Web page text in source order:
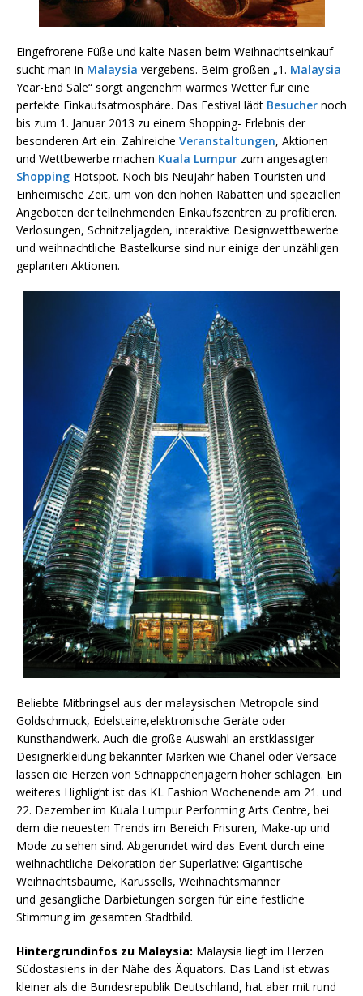
Eingefrorene Füße und kalte Nasen beim Weihnachtseinkauf
sucht man in Malaysia vergebens. Beim großen „1. Malaysia
Year-End Sale“ sorgt angenehm warmes Wetter für eine
perfekte Einkaufsatmosphäre. Das Festival lädt Besucher noch
bis zum 1. Januar 2013 zu einem Shopping- Erlebnis der
besonderen Art ein. Zahlreiche Veranstaltungen, Aktionen
und Wettbewerbe machen Kuala Lumpur zum angesagten
Shopping-Hotspot. Noch bis Neujahr haben Touristen und
Einheimische Zeit, um von den hohen Rabatten und speziellen
Angeboten der teilnehmenden Einkaufszentren zu profitieren.
Verlosungen, Schnitzeljagden, interaktive Designwettbewerbe
und weihnachtliche Bastelkurse sind nur einige der unzähligen
geplanten Aktionen.
Beliebte Mitbringsel aus der malaysischen Metropole sind
Goldschmuck, Edelsteine,elektronische Geräte oder
Kunsthandwerk. Auch die große Auswahl an erstklassiger
Designerkleidung bekannter Marken wie Chanel oder Versace
lassen die Herzen von Schnäppchenjägern höher schlagen. Ein
weiteres Highlight ist das KL Fashion Wochenende am 21. und
22. Dezember im Kuala Lumpur Performing Arts Centre, bei
dem die neuesten Trends im Bereich Frisuren, Make-up und
Mode zu sehen sind. Abgerundet wird das Event durch eine
weihnachtliche Dekoration der Superlative: Gigantische
Weihnachtsbäume, Karussells, Weihnachtsmänner
und gesangliche Darbietungen sorgen für eine festliche
Stimmung im gesamten Stadtbild.
Hintergrundinfos zu Malaysia: Malaysia liegt im Herzen
Südostasiens in der Nähe des Äquators. Das Land ist etwas
kleiner als die Bundesrepublik Deutschland, hat aber mit rund